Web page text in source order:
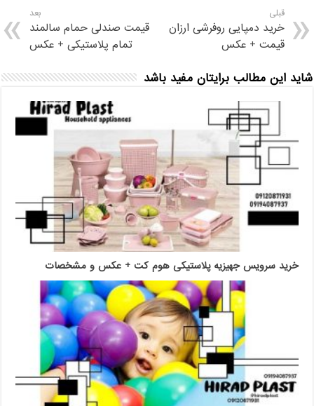
قبلی
خرید دمپایی روفرشی ارزان
قیمت + عکس
بعد
قیمت صندلی حمام سالمند
تمام پلاستیکی + عکس
شاید این مطالب برایتان مفید باشد
خرید سرویس جهیزیه پلاستیکی هوم کت + عکس و مشخصات